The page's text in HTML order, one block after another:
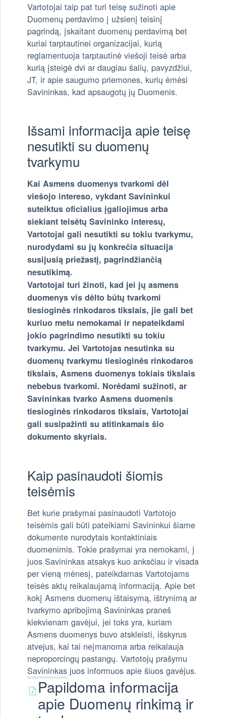
Vartotojai taip pat turi teisę sužinoti apie
Duomenų perdavimo į užsienį teisinį
pagrindą, įskaitant duomenų perdavimą bet
kuriai tarptautinei organizacijai, kurią
reglamentuoja tarptautinė viešoji teisė arba
kurią įsteigė dvi ar daugiau šalių, pavyzdžiui,
JT, ir apie saugumo priemones, kurių ėmėsi
Savininkas, kad apsaugotų jų Duomenis.
Išsami informacija apie teisę
nesutikti su duomenų
tvarkymu
Kai Asmens duomenys tvarkomi dėl
viešojo intereso, vykdant Savininkui
suteiktus oficialius įgaliojimus arba
siekiant teisėtų Savininko interesų,
Vartotojai gali nesutikti su tokiu tvarkymu,
nurodydami su jų konkrečia situacija
susijusią priežastį, pagrindžiančią
nesutikimą.
Vartotojai turi žinoti, kad jei jų asmens
duomenys vis dėlto būtų tvarkomi
tiesioginės rinkodaros tikslais, jie gali bet
kuriuo metu nemokamai ir nepateikdami
jokio pagrindimo nesutikti su tokiu
tvarkymu. Jei Vartotojas nesutinka su
duomenų tvarkymu tiesioginės rinkodaros
tikslais, Asmens duomenys tokiais tikslais
nebebus tvarkomi. Norėdami sužinoti, ar
Savininkas tvarko Asmens duomenis
tiesioginės rinkodaros tikslais, Vartotojai
gali susipažinti su atitinkamais šio
dokumento skyriais.
Kaip pasinaudoti šiomis
teisėmis
Bet kurie prašymai pasinaudoti Vartotojo
teisėmis gali būti pateikiami Savininkui šiame
dokumente nurodytais kontaktiniais
duomenimis. Tokie prašymai yra nemokami, į
juos Savininkas atsakys kuo anksčiau ir visada
per vieną mėnesį, pateikdamas Vartotojams
teisės aktų reikalaujamą informaciją. Apie bet
kokį Asmens duomenų ištaisymą, ištrynimą ar
tvarkymo apribojimą Savininkas praneš
kiekvienam gavėjui, jei toks yra, kuriam
Asmens duomenys buvo atskleisti, išskyrus
atvejus, kai tai neįmanoma arba reikalauja
neproporcingų pastangų. Vartotojų prašymu
Savininkas juos informuos apie šiuos gavėjus.
Papildoma informacija
apie Duomenų rinkimą ir